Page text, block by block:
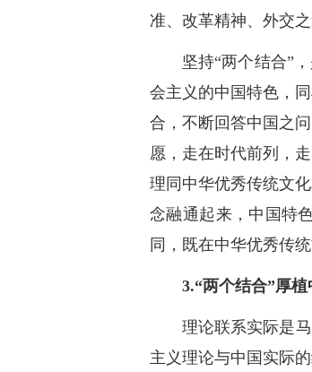
准、改革精神、外交之
坚持“两个结合”
会主义的中国特色，
合，不断回答中国之
愿，走在时代前列，
理同中华优秀传统文
念融通起来，中国特
同，既在中华优秀传
3.“两个结合”厚
理论联系实际是
主义理论与中国实际